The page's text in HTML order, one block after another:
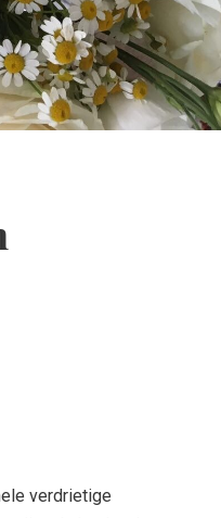
verdrietige